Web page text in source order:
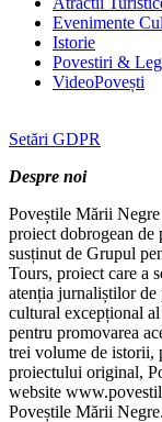
Evenimente
Istorie
Povestiri &
VideoPovești
Setări GDPR
Despre noi
Poveștile Mării
proiect dobrogean de
susținut de Grupul
Tours, proiect care a
atenția jurnaliștilor de
cultural excepțional
pentru promovarea
trei volume de istorii,
proiectului original,
website
Poveștile Mării Negre.